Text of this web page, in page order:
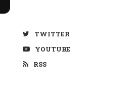
TWITTER
YOUTUBE
RSS